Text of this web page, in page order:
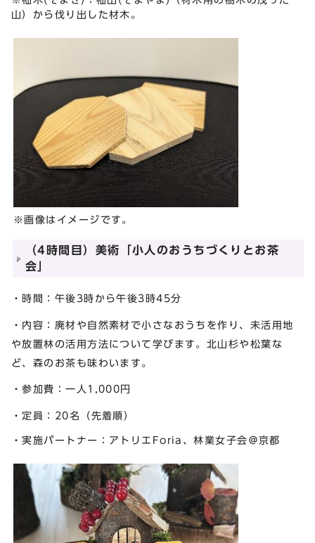
山）から伐り出した材木。
※画像はイメージです。
（4時間目）美術「小人のおうちづくりとお茶
会」
・時間：午後3時から午後3時45分
・内容：廃材や自然素材で小さなおうちを作り、未活用地
や放置林の活用方法について学びます。北山杉や松葉な
ど、森のお茶も味わいます。
・参加費：一人1,000円
・定員：20名（先着順）
・実施パートナー：アトリエForia、林業女子会＠京都